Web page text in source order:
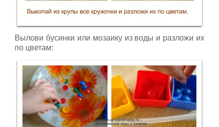
Вылови бусинки или мозаику из воды и разложи их
по цветам: